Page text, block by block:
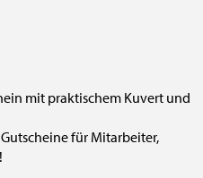
für Mitarbeiter,
!